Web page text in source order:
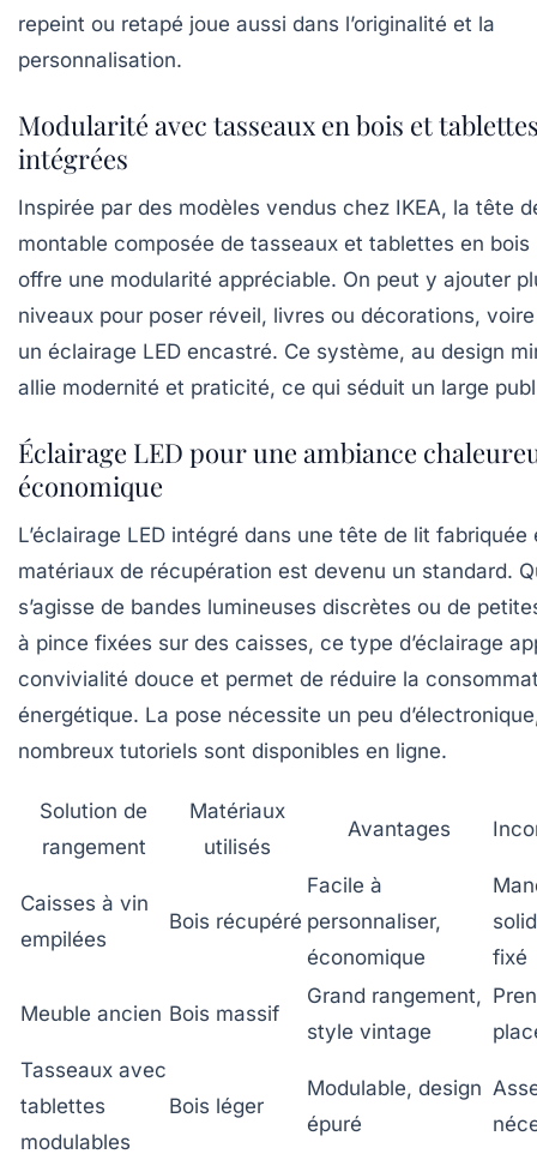
repeint ou retapé joue aussi dans l’originalité et la
personnalisation.
Modularité avec tasseaux en bois et
intégrées
Inspirée par des modèles vendus chez IKEA, la tête
montable composée de tasseaux et tablettes en bois
offre une modularité appréciable. On peut y ajouter
niveaux pour poser réveil, livres ou décorations,
un éclairage LED encastré. Ce système, au design
allie modernité et praticité, ce qui séduit un large
Éclairage LED pour une ambiance
économique
L’éclairage LED intégré dans une tête de lit fabriquée
matériaux de récupération est devenu un standard.
s’agisse de bandes lumineuses discrètes ou de
à pince fixées sur des caisses, ce type d’éclairage
convivialité douce et permet de réduire la
énergétique. La pose nécessite un peu
nombreux tutoriels sont disponibles en ligne.
Solution de
rangement
Matériaux
utilisés
Avantages
Caisses à vin
empilées
Bois récupéré
Facile à
personnaliser,
économique
fixé
Meuble ancien Bois massif
Grand rangement,
style vintage
Tasseaux avec
tablettes
modulables
Bois léger
Modulable, design
épuré